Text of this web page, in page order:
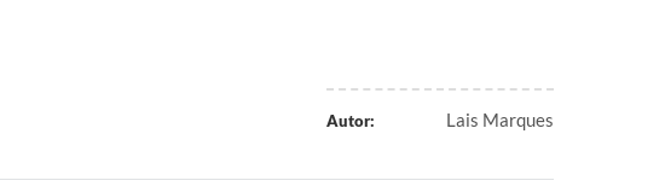
Autor: Lais Marques